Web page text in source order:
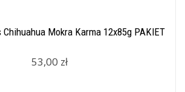
Chihuahua Mokra Karma 12x85g PAKIET
53,00 zł